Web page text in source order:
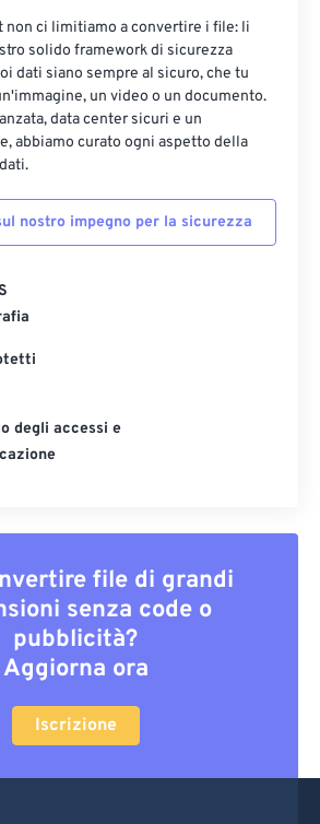
non ci limitiamo a convertire i file: li
solido framework di sicurezza
dati siano sempre al sicuro, che tu
un video o un documento.
data center sicuri e un
abbiamo curato ogni aspetto della
nostro impegno per la sicurezza
degli accessi e
file di grandi
senza code o
pubblicità?
Aggiorna ora
Iscrizione